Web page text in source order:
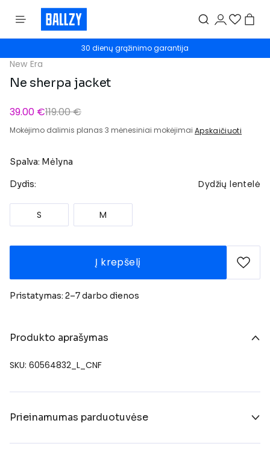
30 dienų grąžinimo garantija
New Era
Ne sherpa jacket
39.00 €119.00 €
Mokėjimo dalimis planas 3 mėnesiniai mokėjimai Apskaičiuoti
Spalva: Mėlyna
Dydis: Dydžių lentelė
S M
Į krepšelį
Pristatymas: 2–7 darbo dienos
Produkto aprašymas
SKU: 60564832_L_CNF
Prieinamumas parduotuvėse